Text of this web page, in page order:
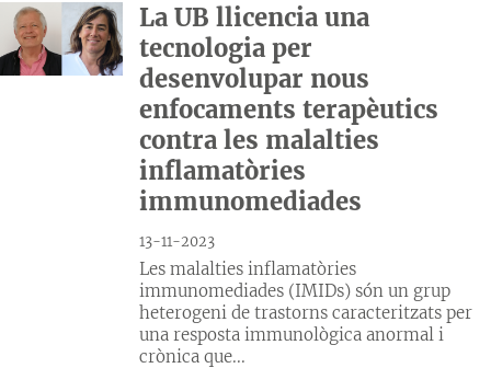
La UB llicencia una
tecnologia per
desenvolupar nous
enfocaments terapèutics
contra les malalties
inflamatòries
immunomediades
13-11-2023
Les malalties inflamatòries
immunomediades (IMIDs) són un grup
heterogeni de trastorns caracteritzats per
una resposta immunològica anormal i
crònica que...